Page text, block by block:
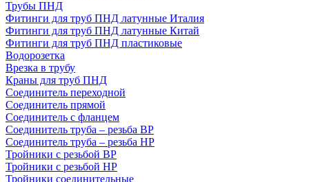
Трубы ПНД
Фитинги для труб ПНД латунные Италия
Фитинги для труб ПНД латунные Китай
Фитинги для труб ПНД пластиковые
Водорозетка
Врезка в трубу
Краны для труб ПНД
Соединитель переходной
Соединитель прямой
Соединитель с фланцем
Соединитель труба – резьба ВР
Соединитель труба – резьба НР
Тройники с резьбой ВР
Тройники с резьбой НР
Тройники соединительные